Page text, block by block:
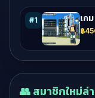
#1 เก
฿
👥 สมาชิกใหม่ล่